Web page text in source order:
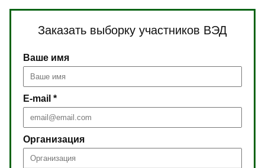
Заказать выборку участников ВЭД
Ваше имя
E-mail *
Организация